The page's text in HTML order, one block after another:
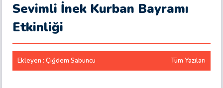
Sevimli İnek Kurban Bayramı
Etkinliği
Ekleyen : Çiğdem Sabuncu Tüm Yazıları